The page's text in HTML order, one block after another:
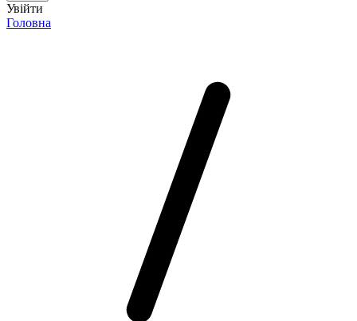
Увійти
Головна